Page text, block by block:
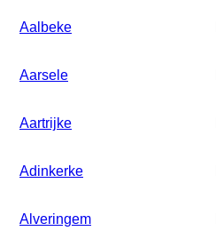
Aalbeke
Aarsele
Aartrijke
Adinkerke
Alveringem